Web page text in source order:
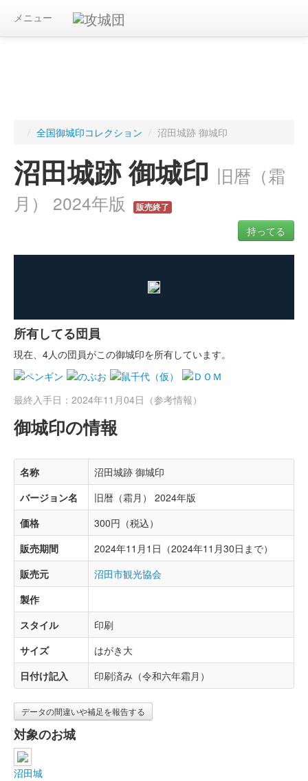
メニュー
/ 全国御城印コレクション / 沼田城跡 御城印
沼田城跡 御城印 旧暦（霜
月） 2024年版
販売終了
持ってる
所有してる団員
現在、4人の団員がこの御城印を所有しています。
最終入手日：2024年11月04日（参考情報）
御城印の情報
名称
沼田城跡 御城印
バージョン名
旧暦（霜月） 2024年版
価格
300円（税込）
販売期間
2024年11月1日（2024年11月30日まで）
販売元
沼田市観光協会
製作
スタイル
印刷
サイズ
はがき大
日付け記入
印刷済み（令和六年霜月）
データの間違いや補足を報告する
対象のお城
沼田城